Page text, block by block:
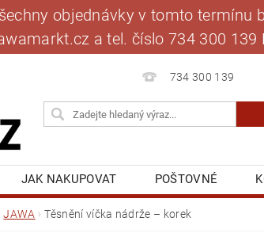
objednávky v tomto
a tel. číslo 734 300
734 300 139
JAK NAKUPOVAT POŠTOVNÉ
BLOG MOJE OBJEDNÁVKA
JAWA Těsnění víčka nádrže – korek